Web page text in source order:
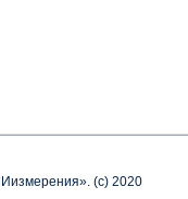
(с) 2020